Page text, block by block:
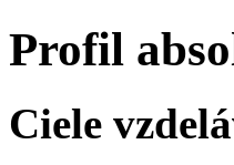
Profil
Ciele